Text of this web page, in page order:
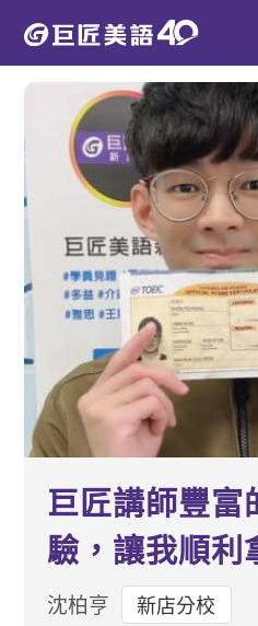
巨匠講師豐富
驗，讓我順利
沈柏亨 新店分校